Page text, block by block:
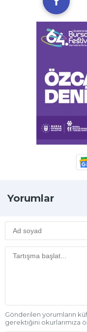
Yorumlar
Gönderilen yorumların
gerektiğini okurlarımıza